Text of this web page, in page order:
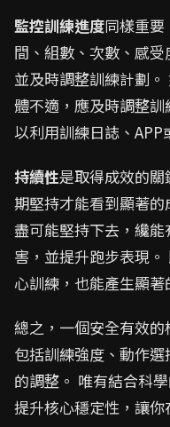
監控訓練進度同樣重
間、組數、次數、感
並及時調整訓練計劃
體不適，應及時調整
以利用訓練日誌、APP
持續性是取得成效的
期堅持才能看到顯著
盡可能堅持下去，纔
害，並提升跑步表現
心訓練，也能產生顯著
總之，一個安全有效
包括訓練強度、動作
的調整。 唯有結合科
提升核心穩定性，讓